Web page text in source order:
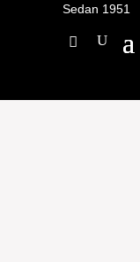
Sedan 1951